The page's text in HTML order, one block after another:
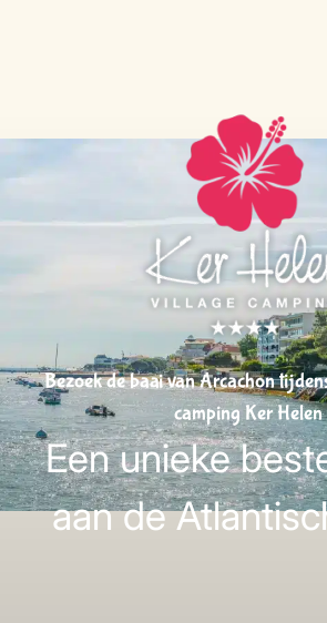
Bezoek de baai van Arcachon
camping Ker Helen
Een unieke
aan de